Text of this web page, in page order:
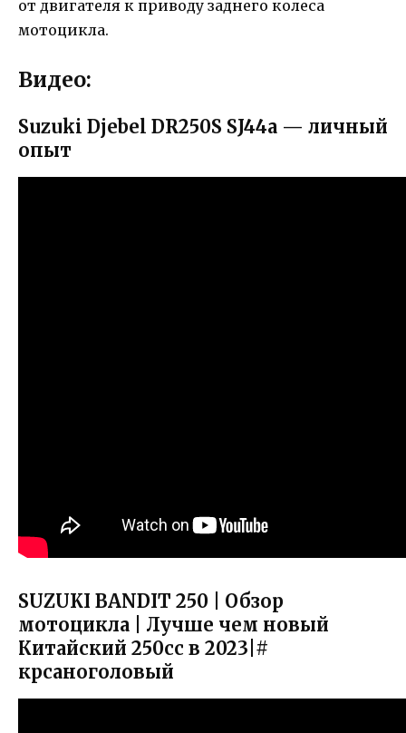
от двигателя к приводу заднего колеса
мотоцикла.
Видео:
Suzuki Djebel DR250S SJ44a — личный
опыт
SUZUKI BANDIT 250 | Обзор
мотоцикла | Лучше чем новый
Китайский 250cc в 2023|#
крсаноголовый